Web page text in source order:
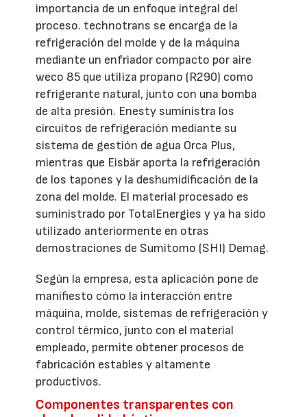
importancia de un enfoque integral del
proceso. technotrans se encarga de la
refrigeración del molde y de la máquina
mediante un enfriador compacto por aire
weco 85 que utiliza propano (R290) como
refrigerante natural, junto con una bomba
de alta presión. Enesty suministra los
circuitos de refrigeración mediante su
sistema de gestión de agua Orca Plus,
mientras que Eisbär aporta la refrigeración
de los tapones y la deshumidificación de la
zona del molde. El material procesado es
suministrado por TotalEnergies y ya ha sido
utilizado anteriormente en otras
demostraciones de Sumitomo (SHI) Demag.
Según la empresa, esta aplicación pone de
manifiesto cómo la interacción entre
máquina, molde, sistemas de refrigeración y
control térmico, junto con el material
empleado, permite obtener procesos de
fabricación estables y altamente
productivos.
Componentes transparentes con